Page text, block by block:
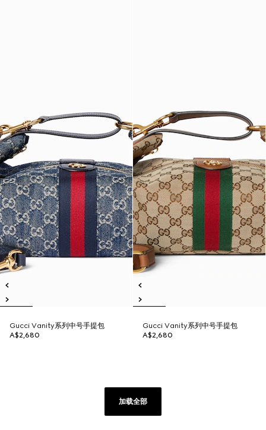
Gucci Vanity系列中号手提包
A$2,680
Gucci Vanity系列中号手提包
A$2,680
加载全部